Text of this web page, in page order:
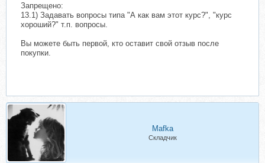
Запрещено:
13.1) Задавать вопросы типа "А как вам этот курс?", "курс
хороший?" т.п. вопросы.
Вы можете быть первой, кто оставит свой отзыв после
покупки.
Mafka
Складчик